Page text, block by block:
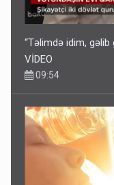
“Təlimdə idim, gəlib
VİDEO
09:54